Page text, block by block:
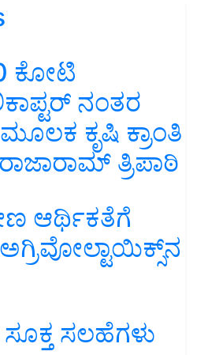
ಕೋಟಿ
ನಂತರ
ಕೃಷಿ ಕ್ರಾಂತಿ
ತ್ರಿಪಾಠಿ
ಆರ್ಥಿಕತೆಗೆ
ಅಗ್ರಿವೋಲ್ಟಾಯಿಕ್ಸ್‌ನ
ಸಲಹೆಗಳು